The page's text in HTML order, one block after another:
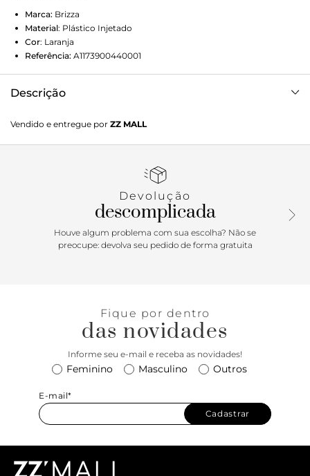
Marca: Brizza
Material: Plástico Injetado
Cor: Laranja
Referência: A1173900440001
Descrição
Vendido e entregue por ZZ MALL
Devolução
descomplicada
Houve algum problema com sua escolha? Não se
preocupe: devolva seu pedido de forma gratuita
Fique por dentro
das novidades
Informe seu e-mail e receba as novidades!
Feminino Masculino Outros
E-mail*
Cadastrar